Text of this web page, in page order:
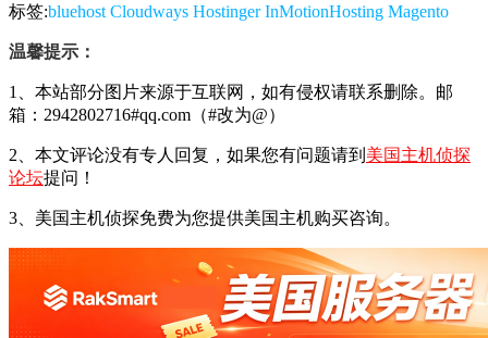
标签:bluehost Cloudways Hostinger InMotionHosting Magento
温馨提示：
1、本站部分图片来源于互联网，如有侵权请联系删除。邮
箱：2942802716#qq.com（#改为@）
2、本文评论没有专人回复，如果您有问题请到 美国主机侦探
论坛提问！
3、美国主机侦探免费为您提供美国主机购买咨询。